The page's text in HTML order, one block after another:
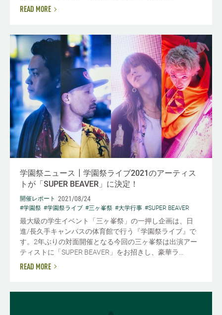
READ MORE
学園祭ニュース┃学園祭ライブ2021のアーティス
トが「SUPER BEAVER」に決定！
開催レポート 2021/08/24
#学園祭 #学園祭ライブ #三ヶ峯祭 #大学行事 #SUPER BEAVER
最大級の学生イベント「三ヶ峯祭」の一押し企画は、日
進/長久手キャンパスの体育館で行う『学園祭ライブ』で
す。2年ぶりの対面開催となる今回の三ヶ峯祭は出演アー
ティストに「SUPER BEAVER」をお招きし、豪華ラ...
READ MORE